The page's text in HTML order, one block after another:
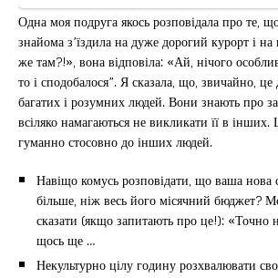
Одна моя подруга якось розповідала про те,
знайома з’їздила на дуже дорогий курорт і
же там?!», вона відповіла: «Ай, нічого
то і сподобалося”. Я сказала, що, звичайно,
багатих і розумних людей. Вони знають про
всіляко намагаються не викликати її в інших.
гуманно стосовно до інших людей.
Навіщо комусь розповідати, що ваша нова
більше, ніж весь його місячний бюджет?
сказати (якщо запитають про це!): «Точно
щось ще …
Некультурно цілу годину розхвалювати